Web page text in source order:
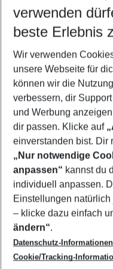
Wähle deinen
2 Erwachsene
Mehr
Footer
Footer navigation
Über uns
AGB
Bestpreisgarantie
Cookie-Einstellungen
Cookie-Richtlinie
Agenturbetreuung
Barrierefreies Reisen
Folge uns
verwenden
beste Erlebnis
Wir verwenden
unsere Webseite für
können wir die
verbessern, dir
und Werbung
dir passen. Klicke auf
einverstanden bist. Dir
„Nur notwendige
anpassen“ kannst du
individuell anpassen.
Einstellungen
– klicke dazu einfach
ändern“.
Datenschutz-Informationen
Cookie/Tracking-